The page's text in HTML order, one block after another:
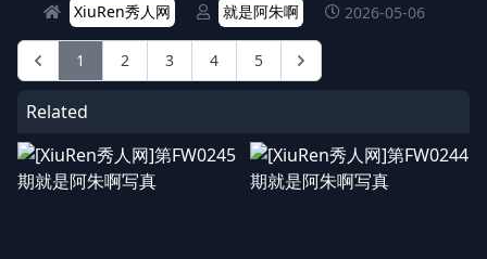
XiuRen秀人网 就是阿朱啊 2026-05-06
1 2 3 4 5
Related